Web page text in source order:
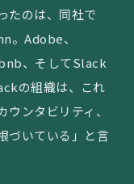
たのは、同社で
。Adobe、
、そしてSlack
の組織は、これ
ンタビリティ、
づいている」と言